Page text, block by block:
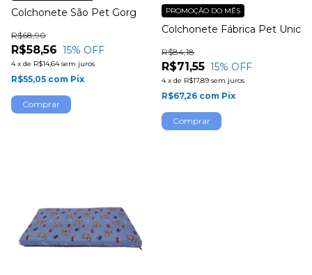
Colchonete São Pet Gorg
R$58,56
R$68,90
15% OFF
4 x de R$14,64 sem juros
R$55,05 com Pix
Comprar
Colchonete Fábrica Pet Unic
R$71,55
R$84,18
15% OFF
4 x de R$17,89 sem juros
PROMOÇÃO DO MÊS
R$67,26 com Pix
Comprar